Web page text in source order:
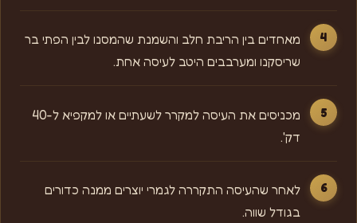
מאחדים בין הריבת חלב והשמנת שהמסנו לבין הפתי בר
שריסקנו ומערבבים היטב לעיסה אחת.
מכניסים את העיסה למקרר לשעתיים או למקפיא ל-40
דק'.
לאחר שהעיסה התקררה לגמרי יוצרים ממנה כדורים
בגודל שווה.